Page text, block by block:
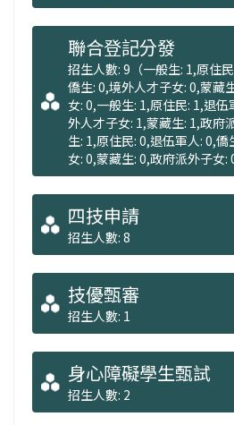
聯合登記分發
招生人數: 9（一般生: 1,原住
僑生: 0,境外人才子女: 0,蒙藏
女: 0,一般生: 1,原住民: 1,退伍
外人才子女: 1,蒙藏生: 1,政府
生: 1,原住民: 0,退伍軍人: 0,
女: 0,蒙藏生: 0,政府派外子女: 0
四技申請
招生人數: 8
技優甄審
招生人數: 1
身心障礙學生甄試
招生人數: 2